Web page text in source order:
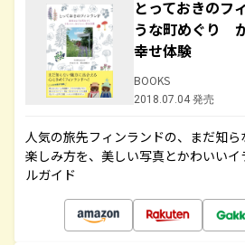
とっておきの
うな町めぐり
幸せ体験
BOOKS
2018.07.04 発売
人気の旅先フィンランドの、まだ知
楽しみ方を、美しい写真とかわいい
ルガイド